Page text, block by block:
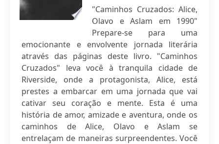
"Caminhos Cruzados: Alice,
Olavo e Aslam em 1990"
Prepare-se para uma
emocionante e envolvente jornada literária
através das páginas deste livro. "Caminhos
Cruzados" leva você à tranquila cidade de
Riverside, onde a protagonista, Alice, está
prestes a embarcar em uma jornada que vai
cativar seu coração e mente. Esta é uma
história de amor, amizade e aventura, onde os
caminhos de Alice, Olavo e Aslam se
entrelaçam de maneiras surpreendentes. Você